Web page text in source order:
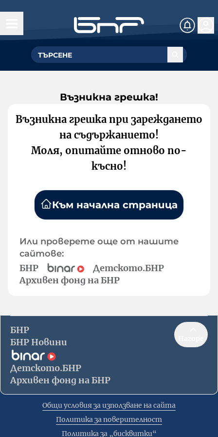
Възникна грешка!
Възникна грешка при зареждането
на съдържанието!
Моля, опитайте отново по-
късно!
Към начална страница
Или проверете още от нашите
сайтове:
БНР
Детското.БНР
Архивен фонд на БНР
БНР
БНР Новини
Детското.БНР
Архивен фонд на БНР
Общи условия за използване на сайта
Политика за поверителност
Политика за „бисквитки“